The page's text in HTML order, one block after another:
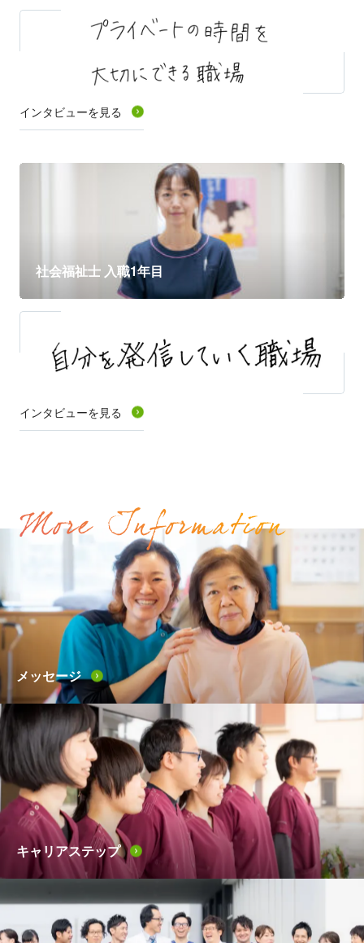
インタビューを見る
社会福祉士 入職1年目
インタビューを見る
メッセージ
キャリアステップ